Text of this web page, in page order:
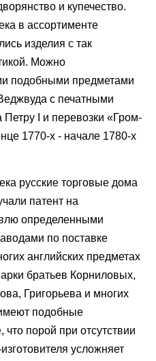
и купечество.
в ассортименте
изделия с так
Можно
подобными предметами
с печатными
I и перевозки «Гром-
1770-х - начале 1780-х
русские торговые дома
патент на
определенными
по поставке
английских предметах
братьев Корниловых,
Григорьева и многих
подобные
порой при отсутствии
усложняет